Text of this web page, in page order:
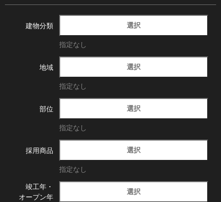
建物分類 選択
指定なし
地域 選択
指定なし
部位 選択
指定なし
採用商品 選択
指定なし
竣工年・
オープン年
選択